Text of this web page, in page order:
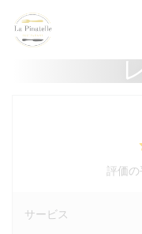
クッキー利用の管理につ
評価
サービス